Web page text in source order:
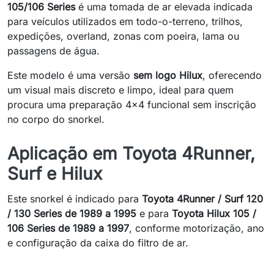
105/106 Seriesé uma tomada de ar elevada indicada
para veículos utilizados em todo-o-terreno, trilhos,
expedições, overland, zonas com poeira, lama ou
passagens de água.
Este modelo é uma versão sem logo Hilux, oferecendo
um visual mais discreto e limpo, ideal para quem
procura uma preparação 4x4 funcional sem inscrição
no corpo do snorkel.
Aplicação em Toyota 4Runner,
Surf e Hilux
Este snorkel é indicado para Toyota 4Runner / Surf 120
/ 130 Series de 1989 a 1995 e para Toyota Hilux 105 /
106 Series de 1989 a 1997, conforme motorização, ano
e configuração da caixa do filtro de ar.